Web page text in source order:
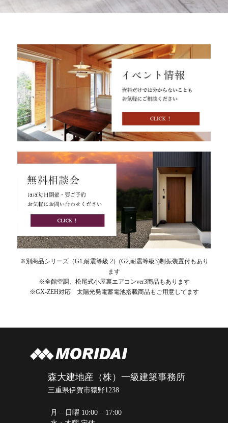
※別商品シリーズ（G1,耐震等級 2）(G2,耐震等級3)制振装置付もあり
ます
※全館空調、松尾式小屋裏エアコンver3商品もあります
※GX-ZEH対応 太陽光発電蓄電池搭載商品もご用意してます
森大建地産（株）一級建築事務所
三重県伊賀市猿野1238
月 – 日曜 10:00 – 17:00